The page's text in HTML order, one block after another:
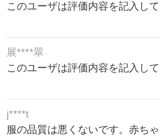
このユーザは評価内容を記入して
展****翠
このユーザは評価内容を記入して
j****t
服の品質は悪くないです。赤ち